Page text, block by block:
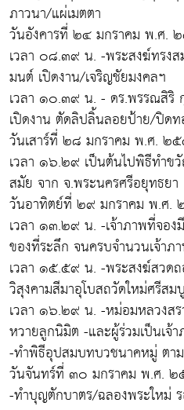
ภาวนา/แผ่เมตตา
วันอังคารที่ ๒๔ มกราคม พ.ศ.
เวลา ๐๘.๓๙ น. -พระสงฆ์ทรง
มนต์ เปิดงาน/เจริญชัยมงคลฯ
เวลา ๑๐.๓๙ น. - ดร.พรรณสิริ
เปิดงาน ตัดลิปลิ้นลอยป้าย/ปิด
วันเสาร์ที่ ๒๘ มกราคม พ.ศ. ๒
เวลา ๑๖.๒๙ เป็นต้นไปพิธีทำข
สมัย จาก จ.พระนครศรีอยุทธยา
วันอาทิตย์ที่ ๒๙ มกราคม พ.ศ.
เวลา ๑๓.๒๙ น. -เจ้าภาพที่จอ
ของที่ระลึก จนครบจำนวนเจ้าภ
เวลา ๑๕.๕๙ น. -พระสงฆ์สว
วิสุงคามสีมาอุโบสถวัดใหม่ศรีส
เวลา ๑๖.๒๙ น. -หม่อมหลวงส
หวายลูกนิมิต -และผู้ร่วมเป็นเจ้
-ทำพิธีอุปสมบทบวชนาคหมู่ ตา
วันจันทร์ที่ ๓๐ มกราคม พ.ศ.
-ทำบุญตักบาตร/ฉลองพระใหม่